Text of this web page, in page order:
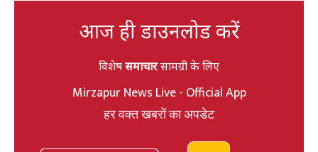
आज ही डाउनलोड करें
विशेषसमाचारसामग्री के लिए
Mirzapur News Live - Official App
हर वक्त खबरों का अपडेट